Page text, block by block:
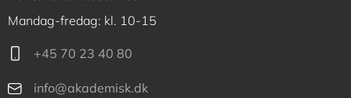
Mandag-fredag: kl. 10-15
+45 70 23 40 80
info@akademisk.dk